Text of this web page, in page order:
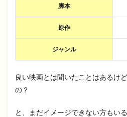
脚本
原作
ジャンル
良い映画とは聞いたことはあるけ
の？
と、まだイメージできない方もい